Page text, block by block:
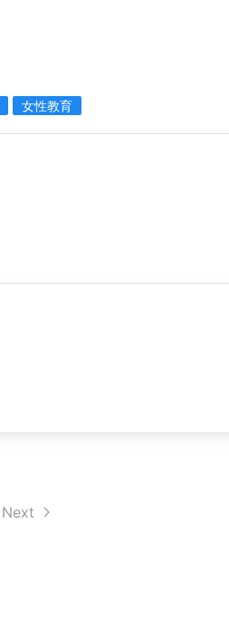
女性教育
Next